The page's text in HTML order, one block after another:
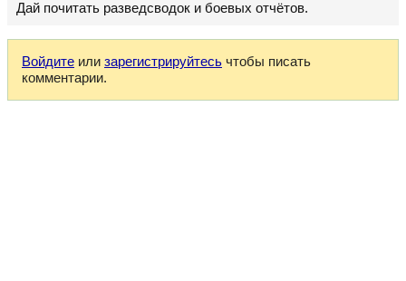
Дай почитать разведсводок и боевых отчётов.
Войдите или зарегистрируйтесь чтобы писать
комментарии.